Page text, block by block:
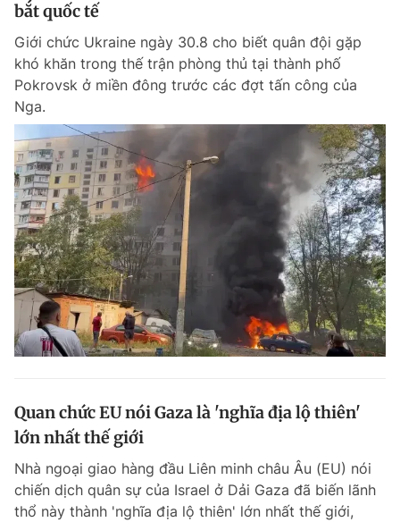
Đọc Thanh Niên trên điện thoại
Theo dõi báo trên
Hotline
0906 645 777
Liên hệ quảng cáo
0908 780 404
Đặt báo Quảng cáo RSS Tòa soạn Chính sách bảo
Tổng biên tập: Nguyễn Ngọc Toàn
Phó tổng biên tập thường trực: Hải Thành
Phó tổng biên tập: Lâm Hiếu Dũng
Giấy phép xuất bản số 110/GP - BTTTT cấp ngày 24.3.2020
© 2003-2026 Bản quyền thuộc về Báo Thanh Niên. Cấm sao chép
Phát triển bởi ePi Technologies, JSC.
bắt quốc tế
Giới chức Ukraine ngày 30.8 cho biết quân đội gặp
khó khăn trong thế trận phòng thủ tại thành phố
Pokrovsk ở miền đông trước các đợt tấn công của
Nga.
Quan chức EU nói Gaza là 'nghĩa địa lộ thiên'
lớn nhất thế giới
Nhà ngoại giao hàng đầu Liên minh châu Âu (EU) nói
chiến dịch quân sự của Israel ở Dải Gaza đã biến lãnh
thổ này thành 'nghĩa địa lộ thiên' lớn nhất thế giới,